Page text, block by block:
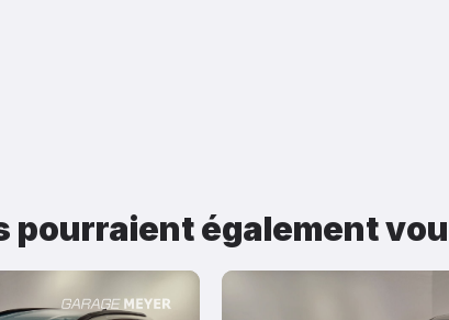
pourraient également